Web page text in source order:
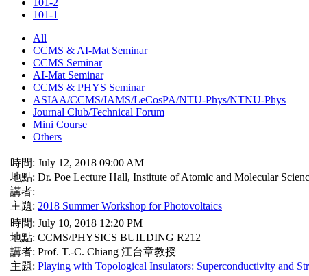
101-1
All
CCMS & AI-Mat Seminar
CCMS Seminar
AI-Mat Seminar
CCMS & PHYS Seminar
ASIAA/CCMS/IAMS/LeCosPA/NTU-Phys/NTNU-Phys
Journal Club/Technical Forum
Mini Course
Others
時間: July 12, 2018 09:00 AM
地點: Dr. Poe Lecture Hall, Institute of Atomic and Molecular
講者:
主題: 2018 Summer Workshop for Photovoltaics
時間: July 10, 2018 12:20 PM
地點: CCMS/PHYSICS BUILDING R212
講者: Prof. T.-C. Chiang 江台章教授
主題: Playing with Topological Insulators: Superconductivity and